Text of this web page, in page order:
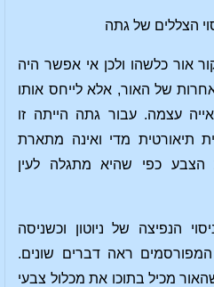
אור כלשהו ולכן אי אפשר היה
של האור, אלא לייחס אותו
עצמה. עבור גתה הייתה זו
תיאורטית מדי ואינה מתארת
כפי שהיא מתגלה לעין
הנפיצה של ניוטון וכשניסה
ראה דברים שונים.
מכיל בתוכו את מכלול צבעי